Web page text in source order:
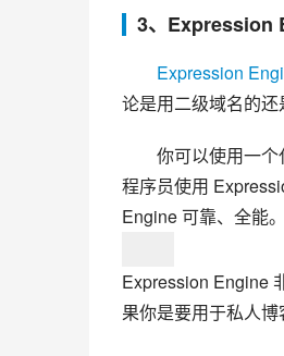
3、Expression
Expression
论是用二级域名的还
你可以使用一
程序员使用
Engine 可靠、全能。
Expression Engine
果你是要用于私人